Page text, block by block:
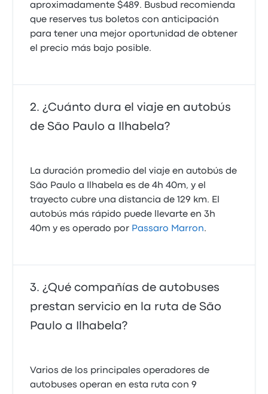
aproximadamente $489. Busbud recomienda
que reserves tus boletos con anticipación
para tener una mejor oportunidad de obtener
el precio más bajo posible.
¿Cuánto dura el viaje en autobús
de São Paulo a Ilhabela?
La duración promedio del viaje en autobús de
São Paulo a Ilhabela es de 4h 40m, y el
trayecto cubre una distancia de 129 km. El
autobús más rápido puede llevarte en 3h
40m y es operado por Passaro Marron.
¿Qué compañías de autobuses
prestan servicio en la ruta de São
Paulo a Ilhabela?
Varios de los principales operadores de
autobuses operan en esta ruta con 9